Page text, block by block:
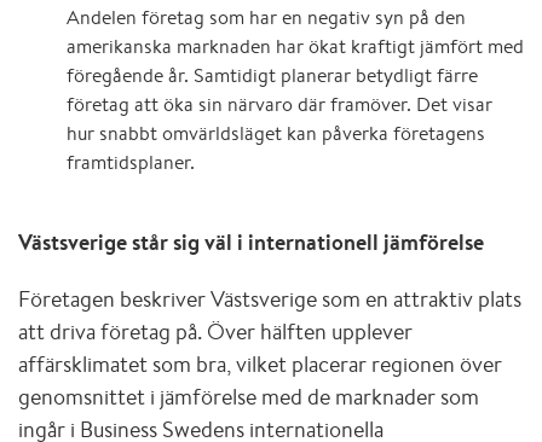
Andelen företag som har en negativ syn på den
amerikanska marknaden har ökat kraftigt jämfört med
föregående år. Samtidigt planerar betydligt färre
företag att öka sin närvaro där framöver. Det visar
hur snabbt omvärldsläget kan påverka företagens
framtidsplaner.
Västsverige står sig väl i internationell jämförelse
Företagen beskriver Västsverige som en attraktiv plats
att driva företag på. Över hälften upplever
affärsklimatet som bra, vilket placerar regionen över
genomsnittet i jämförelse med de marknader som
ingår i Business Swedens internationella